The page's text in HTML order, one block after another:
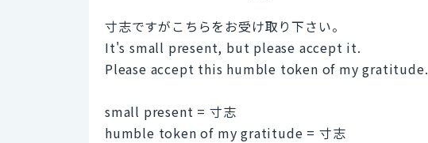
寸志ですがこちらをお受け取り下さい。
It's small present, but please accept it.
Please accept this humble token of my gratitude.
small present = 寸志
humble token of my gratitude = 寸志